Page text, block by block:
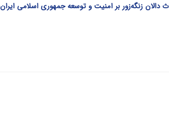
دالان زنگه‌زور بر امنیت و توسعه جمهوری اسلامی ایران